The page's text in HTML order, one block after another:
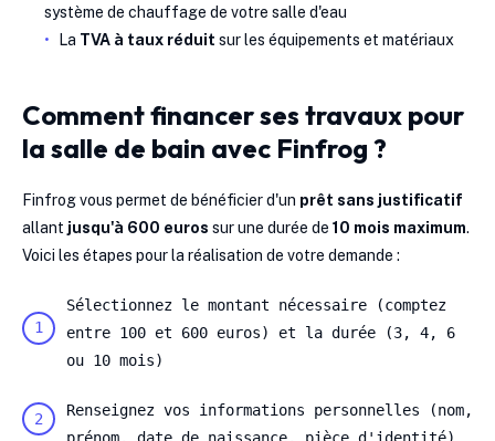
système de chauffage de votre salle d'eau
La TVA à taux réduit sur les équipements et matériaux
Comment financer ses travaux pour
la salle de bain avec Finfrog ?
Finfrog vous permet de bénéficier d'un prêt sans justificatif
allant jusqu'à 600 euros sur une durée de 10 mois maximum.
Voici les étapes pour la réalisation de votre demande :
Sélectionnez le montant nécessaire (comptez
entre 100 et 600 euros) et la durée (3, 4, 6
ou 10 mois)
Renseignez vos informations personnelles (nom,